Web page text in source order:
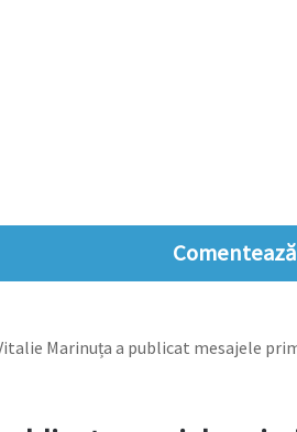
Comentează